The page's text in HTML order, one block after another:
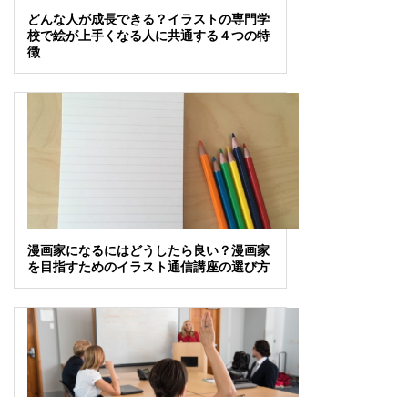
どんな人が成長できる？イラストの専門学
校で絵が上手くなる人に共通する４つの特
徴
漫画家になるにはどうしたら良い？漫画家
を目指すためのイラスト通信講座の選び方